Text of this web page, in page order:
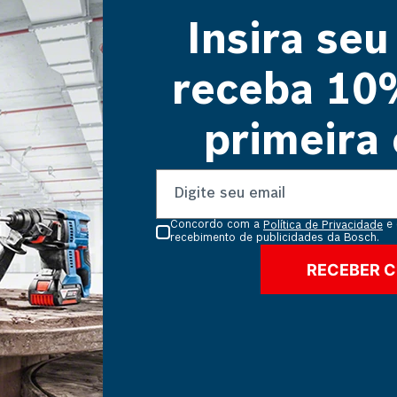
DISCO FLAP 9,5MM DE
GRÃO
ápice da satisfação estética ao
o Disco Flap De 9,5mm Para
(Modelo 502), que te
permite p...
R$ 64,90
DREMEL DISCO DE LIXA
Insira
receba
primeira
Concordo com a Política de Privacidade e
recebimento de publicidades da Bosch.
RECEBER